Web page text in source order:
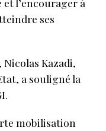
ses
Kazadi,
a souligné la
mobilisation